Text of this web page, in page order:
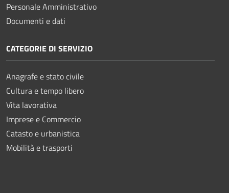
Personale Amministrativo
Documenti e dati
CATEGORIE DI SERVIZIO
Anagrafe e stato civile
Cultura e tempo libero
Vita lavorativa
Imprese e Commercio
Catasto e urbanistica
Mobilità e trasporti